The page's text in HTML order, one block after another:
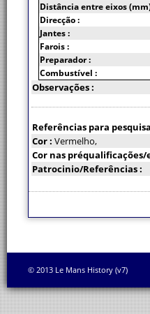
Distância entre eixos
Direcção :
Jantes :
Farois :
Preparador :
Combustível :
Observações :
Referências para
Cor : Vermelho,
Cor nas préqualificações/
Patrocinio/Referências :
© 2013 Le Mans History (v7)